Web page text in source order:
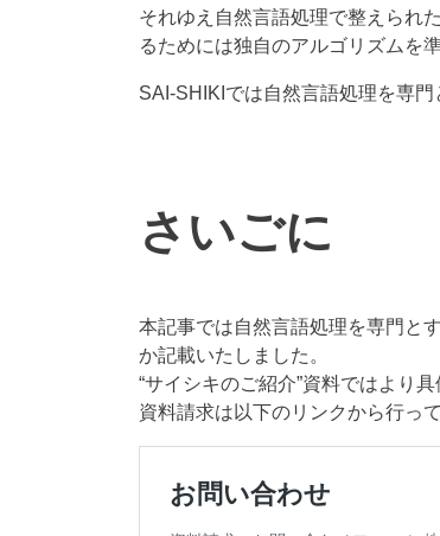
それゆえ自然言語処理で整えられ
るためには独自のアルゴリズムを
SAI-SHIKIでは自然言語処理を専
さいごに
本記事では自然言語処理を専門と
か記載いたしました。
“サイシキのご紹介”資料ではより
資料請求は以下のリンクから行っ